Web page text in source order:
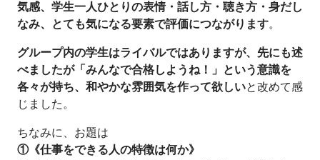
気感、学生一人ひとりの表情・話し方・聴き方・身だし
なみ、とても気になる要素で評価につながります。
グループ内の学生はライバルではありますが、先にも述
べましたが「みんなで合格しようね！」という意識を
各々が持ち、和やかな雰囲気を作って欲しいと改めて感
じました。
ちなみに、お題は
①《仕事をできる人の特徴は何か》